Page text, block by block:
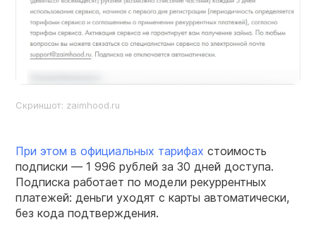
Скриншот: zaimhood.ru
При этом в официальных тарифах стоимость
подписки — 1 996 рублей за 30 дней доступа.
Подписка работает по модели рекуррентных
платежей: деньги уходят с карты автоматически,
без кода подтверждения.